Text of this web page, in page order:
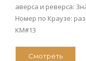
аверса и реверса:
Номер по Краузе:
КМ#13
Смотреть